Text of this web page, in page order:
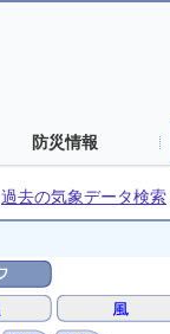
防災情報
過去の気象データ検索